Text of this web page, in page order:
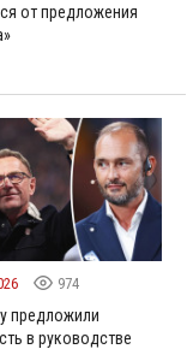
от предложения
974
предложили
в руководстве